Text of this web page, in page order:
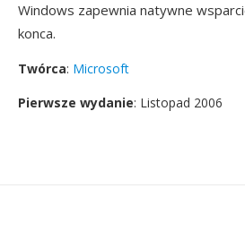
Windows zapewnia natywne
konca.
Twórca: Microsoft
Pierwsze wydanie: Listopad 2006